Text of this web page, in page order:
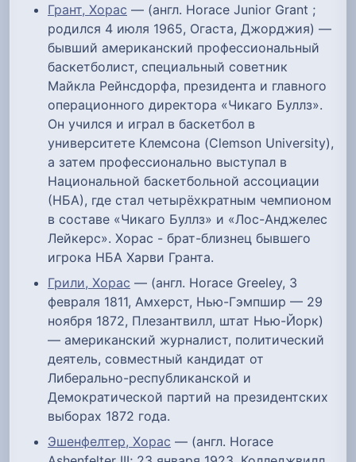
Грант, Хорас — (англ. Horace Junior Grant ;
родился 4 июля 1965, Огаста, Джорджия) —
бывший американский профессиональный
баскетболист, специальный советник
Майкла Рейнсдорфа, президента и главного
операционного директора «Чикаго Буллз».
Он учился и играл в баскетбол в
университете Клемсона (Clemson University),
а затем профессионально выступал в
Национальной баскетбольной ассоциации
(НБА), где стал четырёхкратным чемпионом
в составе «Чикаго Буллз» и «Лос-Анджелес
Лейкерс». Хорас - брат-близнец бывшего
игрока НБА Харви Гранта.
Грили, Хорас — (англ. Horace Greeley, 3
февраля 1811, Амхерст, Нью-Гэмпшир — 29
ноября 1872, Плезантвилл, штат Нью-Йорк)
— американский журналист, политический
деятель, совместный кандидат от
Либерально-республиканской и
Демократической партий на президентских
выборах 1872 года.
Эшенфелтер, Хорас — (англ. Horace